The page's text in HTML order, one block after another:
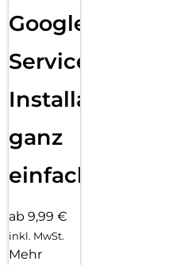
Google
Services
Installation
ganz
einfach
ab 9,99 €
inkl. MwSt.
Mehr